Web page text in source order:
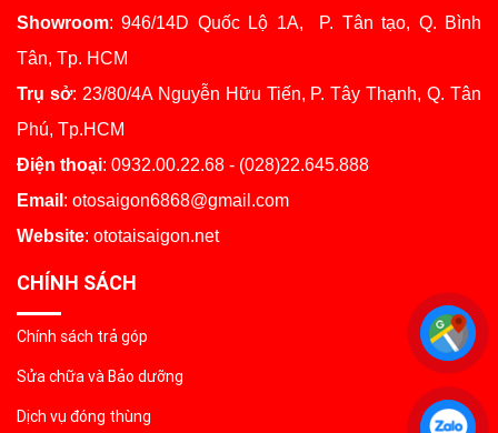
Showroom: 946/14D Quốc Lộ 1A, P. Tân tạo, Q. Bình
Tân, Tp. HCM
Trụ sở: 23/80/4A Nguyễn Hữu Tiến, P. Tây Thạnh, Q. Tân
Phú, Tp.HCM
Điện thoại: 0932.00.22.68 - (028)22.645.888
Email : otosaigon6868@gmail.com
Website: ototaisaigon.net
CHÍNH SÁCH
Chính sách trả góp
Sửa chữa và Bảo dưỡng
Dịch vụ đóng thùng